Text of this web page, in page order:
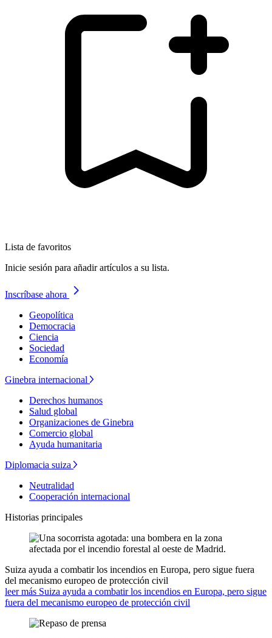
Lista de favoritos
Inicie sesión para añadir artículos a su lista.
Inscríbase ahora
Geopolítica
Democracia
Ciencia
Sociedad
Economía
Ginebra internacional
Derechos humanos
Salud global
Organizaciones de Ginebra
Comercio global
Ayuda humanitaria
Diplomacia suiza
Neutralidad
Cooperación internacional
Historias principales
Suiza ayuda a combatir los incendios en Europa, pero sigue fuera
del mecanismo europeo de protección civil
leer más Suiza ayuda a combatir los incendios en Europa, pero sigue
fuera del mecanismo europeo de protección civil